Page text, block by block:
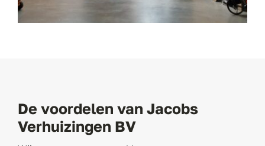
De voordelen van Jacobs
Verhuizingen BV